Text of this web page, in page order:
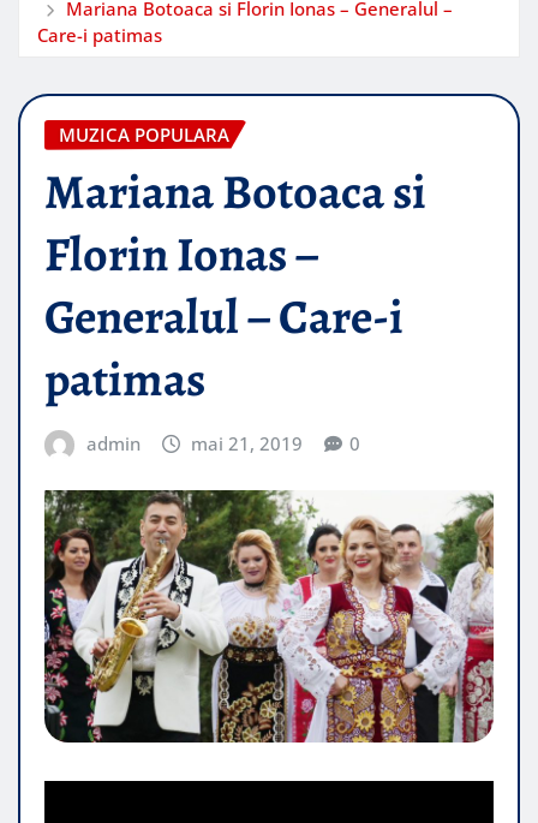
Mariana Botoaca si Florin Ionas – Generalul –
Care-i patimas
MUZICA POPULARA
Mariana Botoaca si
Florin Ionas –
Generalul – Care-i
patimas
admin mai 21, 2019 0